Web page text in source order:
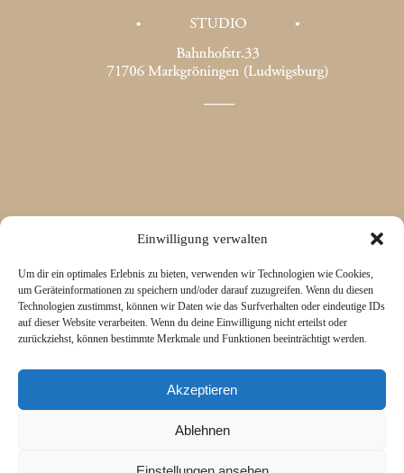
Einwilligung verwalten
Um dir ein optimales Erlebnis zu bieten, verwenden wir Technologien wie Cookies,
um Geräteinformationen zu speichern und/oder darauf zuzugreifen. Wenn du diesen
Technologien zustimmst, können wir Daten wie das Surfverhalten oder eindeutige IDs
auf dieser Website verarbeiten. Wenn du deine Einwilligung nicht erteilst oder
zurückziehst, können bestimmte Merkmale und Funktionen beeinträchtigt werden.
Akzeptieren
Ablehnen